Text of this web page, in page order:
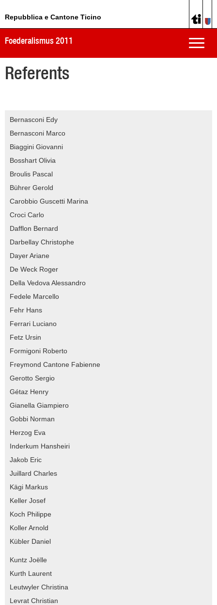
Repubblica e Cantone Ticino
Toggle
Foederalismus 2011
Referents
Bernasconi Edy
Bernasconi Marco
Biaggini Giovanni
Bosshart Olivia
Broulis Pascal
Bührer Gerold
Carobbio Guscetti Marina
Croci Carlo
Dafflon Bernard
Darbellay Christophe
Dayer Ariane
De Weck Roger
Della Vedova Alessandro
Fedele Marcello
Fehr Hans
Ferrari Luciano
Fetz Ursin
Formigoni Roberto
Freymond Cantone Fabienne
Gerotto Sergio
Gétaz Henry
Gianella Giampiero
Gobbi Norman
Herzog Eva
Inderkum Hansheiri
Jakob Eric
Juillard Charles
Kägi Markus
Keller Josef
Koch Philippe
Koller Arnold
Kübler Daniel
Kuntz Joëlle
Kurth Laurent
Leutwyler Christina
Levrat Christian